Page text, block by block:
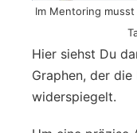
Im Mentoring musst
Hier siehst Du
Graphen, der
widerspiegelt.